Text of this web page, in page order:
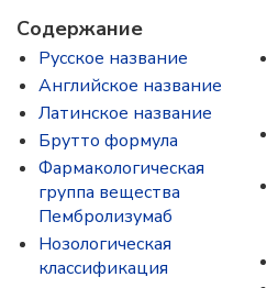
Содержание
Русское название
Английское название
Латинское название
Брутто формула
Фармакологическая
группа вещества
Пембролизумаб
Нозологическая
классификация